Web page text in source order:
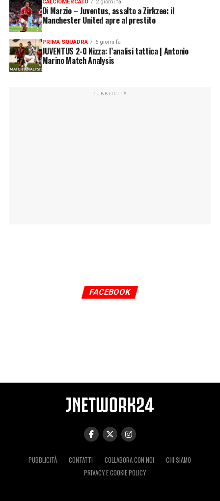
CALCIOMERCATO 2 giorni fa
Di Marzio – Juventus, assalto a Zirkzee: il
Manchester United apre al prestito
PRIMA SQUADRA 6 giorni fa
JUVENTUS 2-0 Nizza: l’analisi tattica | Antonio
Marino Match Analysis
PUBBLICITÀ
FACEBOOK
PUBBLICITÀ CONTATTI COLLABORA CON NOI
CHI SIAMO
PRIVACY E COOKIE POLICY